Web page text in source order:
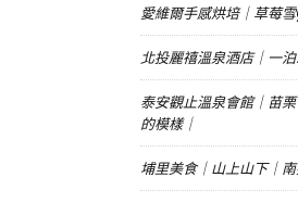
愛維爾手感烘培｜草莓
北投麗禧溫泉酒店｜一
泰安觀止溫泉會館｜苗
的模樣｜
埔里美食｜山上山下｜